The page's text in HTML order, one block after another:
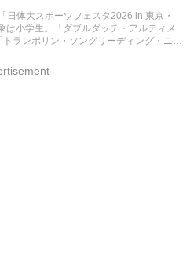
体大スポーツフェスタ2026 in 東京・
は小学生。「ダブルダッチ・アルティメ
ランポリン・ソングリーディング・ニュ